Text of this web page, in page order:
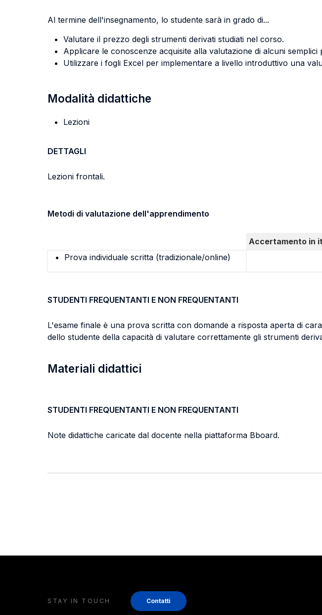
Al termine dell'insegnamento, lo studente sarà in grado di...
Valutare il prezzo degli strumenti derivati studiati nel corso.
Applicare le conoscenze acquisite alla valutazione di alcuni
Utilizzare i fogli Excel per implementare a livello introduttivo una
Modalità didattiche
Lezioni
DETTAGLI
Lezioni frontali.
Metodi di valutazione dell'apprendimento
Accertamento in
Prova individuale scritta (tradizionale/online)
STUDENTI FREQUENTANTI E NON FREQUENTANTI
L'esame finale è una prova scritta con domande a risposta aperta di
dello studente della capacità di valutare correttamente gli strumenti
Materiali didattici
STUDENTI FREQUENTANTI E NON FREQUENTANTI
Note didattiche caricate dal docente nella piattaforma Bboard.
STAY IN TOUCH Contatti